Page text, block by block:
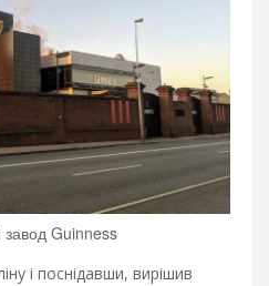
Guinness
і поснідавши, вирішив